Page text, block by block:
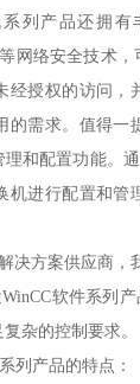
列产品还拥
网络安全技术
经授权的访问，
的需求。值得一
和配置功能。
机进行配置和管
案供应商，我
软件系列
杂的控制要求。
列产品的特点：